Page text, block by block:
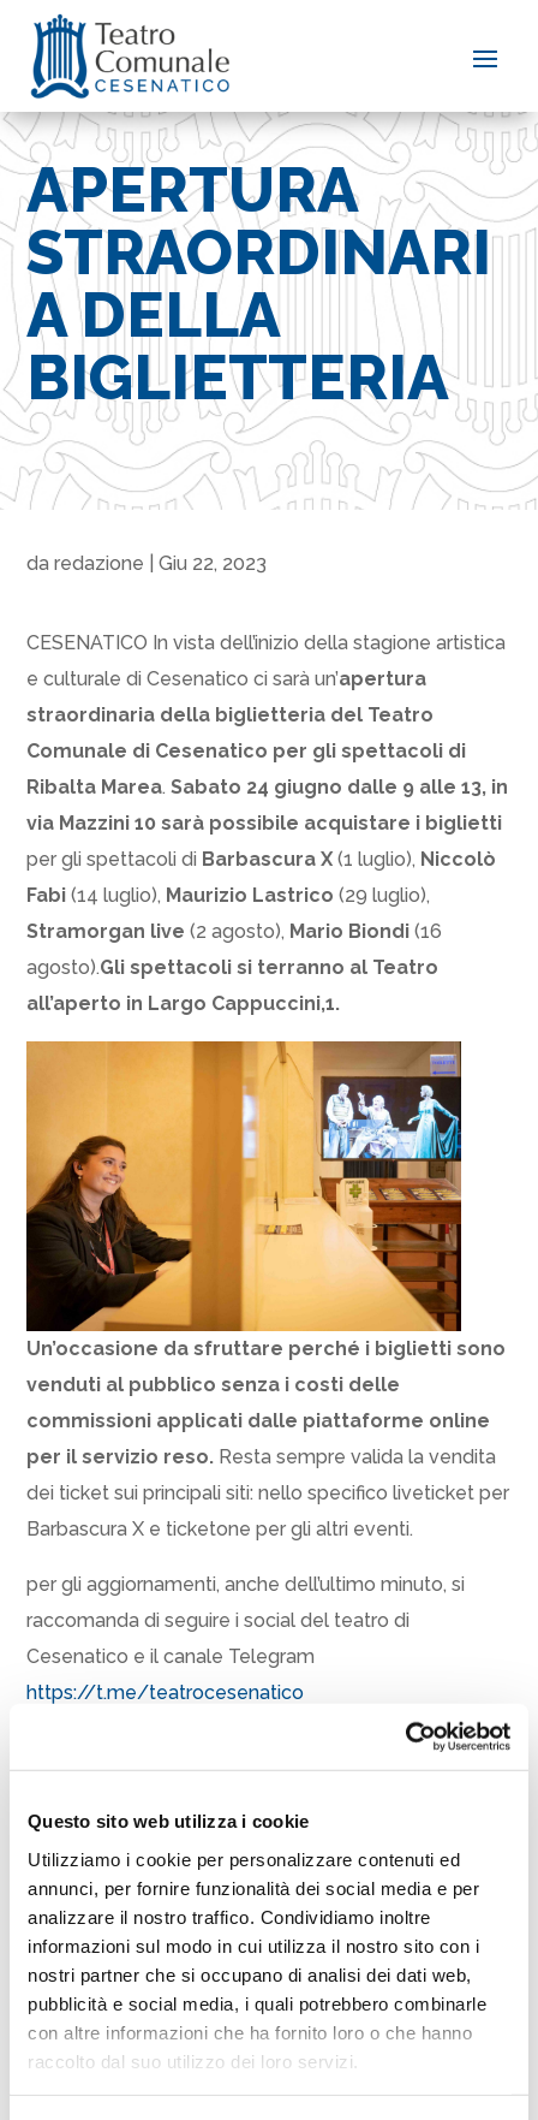
Questo sito web utilizza i cookie
Utilizziamo i cookie per personalizzare contenuti ed
annunci, per fornire funzionalità dei social media e per
analizzare il nostro traffico. Condividiamo inoltre
informazioni sul modo in cui utilizza il nostro sito con i
nostri partner che si occupano di analisi dei dati web,
pubblicità e social media, i quali potrebbero combinarle
con altre informazioni che ha fornito loro o che hanno
raccolto dal suo utilizzo dei loro servizi.
APERTURA
STRAORDINARI
A DELLA
BIGLIETTERIA
daredazione |Giu 22, 2023
CESENATICO In vista dell’inizio della stagione artistica
e culturale di Cesenatico ci sarà un’apertura
straordinaria della biglietteria del Teatro
Comunale di Cesenatico per gli spettacoli di
Ribalta Marea.Sabato 24 giugno dalle 9 alle 13, in
via Mazzini 10 sarà possibile acquistare i biglietti
per gli spettacoli di Barbascura X (1 luglio), Niccolò
Fabi (14 luglio), Maurizio Lastrico (29 luglio),
Stramorgan live (2 agosto), Mario Biondi (16
agosto).Gli spettacoli si terranno al Teatro
all’aperto in Largo Cappuccini,1.
Un’occasione da sfruttare perché i biglietti sono
venduti al pubblico senza i costi delle
commissioni applicati dalle piattaforme online
per il servizio reso. Resta sempre valida la vendita
dei ticket sui principali siti: nello specifico liveticket per
Barbascura X e ticketone per gli altri eventi.
per gli aggiornamenti, anche dell’ultimo minuto, si
raccomanda di seguire i social del teatro di
Cesenatico e il canale Telegram
https://t.me/teatrocesenatico
Tel. 0547 79274. Dalle ore 10.00 alle ore 12.00 dal
lunedì al venerdì (escluso festivi) –
cultura@comune.cesenatico.fc.it
Condividi
Facebook
TwitterEmailWhatsApp
LinkedInCondividi